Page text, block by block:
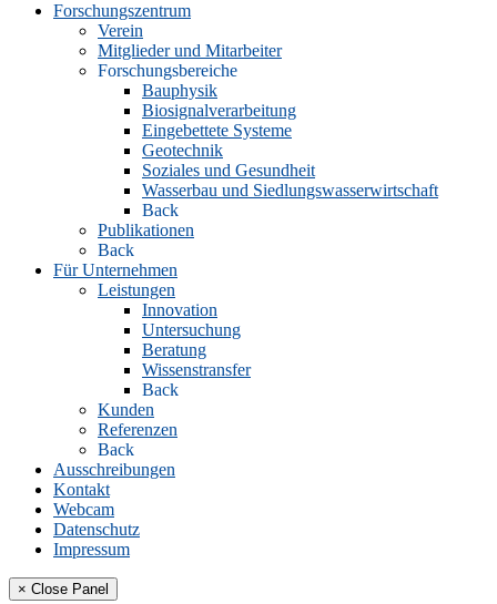
Forschungszentrum
Verein
Mitglieder und Mitarbeiter
Forschungsbereiche
Bauphysik
Biosignalverarbeitung
Eingebettete Systeme
Geotechnik
Soziales und Gesundheit
Wasserbau und Siedlungswasserwirtschaft
Back
Publikationen
Back
Für Unternehmen
Leistungen
Innovation
Untersuchung
Beratung
Wissenstransfer
Back
Kunden
Referenzen
Back
Ausschreibungen
Kontakt
Webcam
Datenschutz
Impressum
× Close Panel